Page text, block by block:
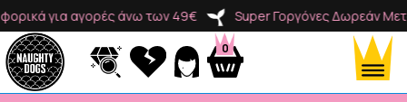
για αγορές άνω των 49€ Super Γοργόνες Δωρεάν
0